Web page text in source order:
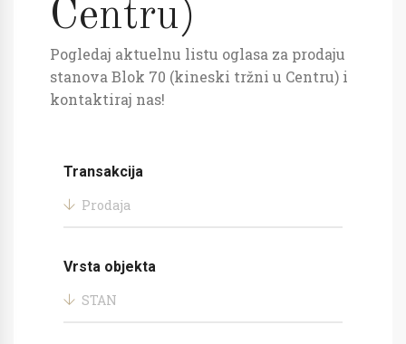
Centru)
Pogledaj aktuelnu listu oglasa za prodaju
stanova Blok 70 (kineski tržni u Centru) i
kontaktiraj nas!
Transakcija
Prodaja
Vrsta objekta
STAN